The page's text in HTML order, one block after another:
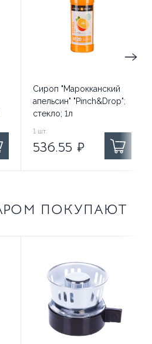
Сироп "Марокканский
апельсин" "Pinch&Drop";
стекло; 1л
536.55
1 шт.
536.55 ₽
ПОКУПАЮТ